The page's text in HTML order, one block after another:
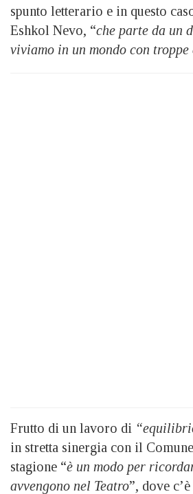
spunto letterario e in questo
Eshkol Nevo, “che parte da un
viviamo in un mondo con troppe
Frutto di un lavoro di
in stretta sinergia con il
stagione “è un modo per
avvengono nel Teatro”, dove